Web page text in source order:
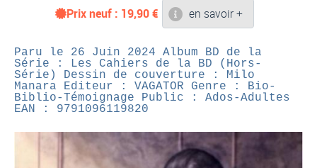
Prix neuf : 19,90€ en savoir +
Paru le 26 Juin 2024 Album BD de la
Série : Les Cahiers de la BD (Hors-
Série)
Dessin de couverture : Milo
Manara Editeur : VAGATOR Genre : Bio-
Biblio-Témoignage Public : Ados-Adultes
EAN : 9791096119820